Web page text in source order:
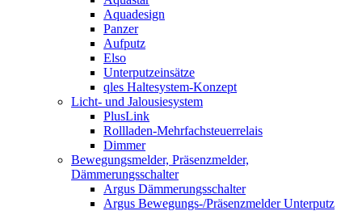
Aquadesign
Panzer
Aufputz
Elso
Unterputzeinsätze
qles Haltesystem-Konzept
Licht- und Jalousiesystem
PlusLink
Rollladen-Mehrfachsteuerrelais
Dimmer
Bewegungsmelder, Präsenzmelder,
Dämmerungsschalter
Argus Dämmerungsschalter
Argus Bewegungs-/Präsenzmelder Unterputz